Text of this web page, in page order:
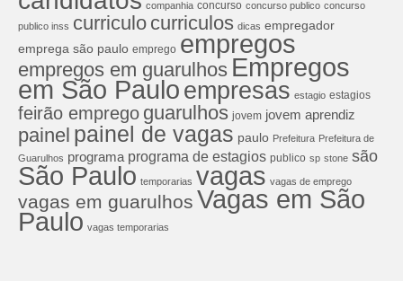
companhia concurso concurso publico concurso
publico inss curriculo curriculos dicas empregador
emprega são paulo emprego empregos
empregos em guarulhos Empregos
em São Pauloempresas estagio estagios
feirão emprego guarulhos jovem jovem aprendiz
painel painel de vagas paulo Prefeitura Prefeitura de
Guarulhos programa programa de estagios publico sp stone são
São Paulo temporarias vagas vagas de emprego
vagas em guarulhos Vagas em São
Paulo vagas temporarias